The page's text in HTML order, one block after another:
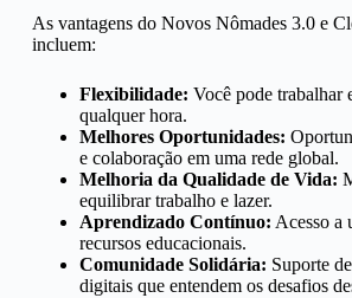
As vantagens do Novos Nômades 3.0 e
incluem:
Flexibilidade: Você pode trabalhar
qualquer hora.
Melhores Oportunidades:
e colaboração em uma rede global.
Melhoria da Qualidade de Vida:
equilibrar trabalho e lazer.
Aprendizado Contínuo: Acesso a
recursos educacionais.
Comunidade Solidária: Suporte
digitais que entendem os desafios